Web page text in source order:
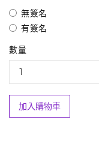
無簽名
有簽名
數量
加入購物車